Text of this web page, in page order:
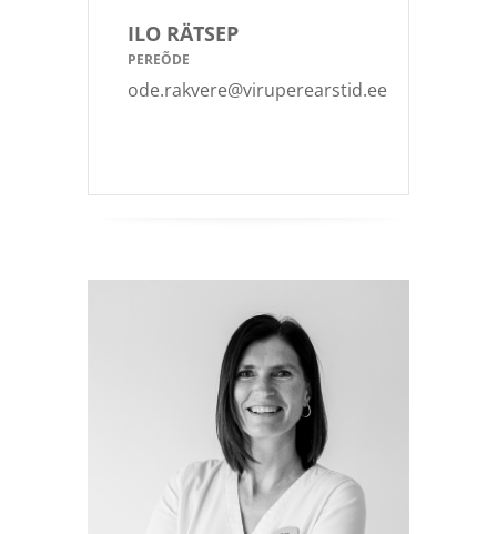
ILO RÄTSEP
PEREÕDE
ode.rakvere@viruperearstid.ee